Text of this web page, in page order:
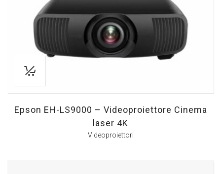
Epson EH-LS9000 – Videoproiettore Cinema
laser 4K
Videoproiettori